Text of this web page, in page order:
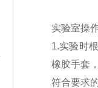
实验室操
1.实验时
橡胶手套
符合要求